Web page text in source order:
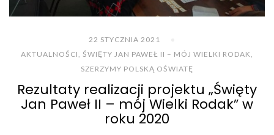
22 STYCZNIA 2021
AKTUALNOŚCI ŚWIĘTY JAN PAWEŁ II – MÓJ WIELKI RODAK
SZERZYMY POLSKĄ OŚWIATĘ
Rezultaty realizacji projektu „Święty
Jan Paweł II – mój Wielki Rodak” w
roku 2020